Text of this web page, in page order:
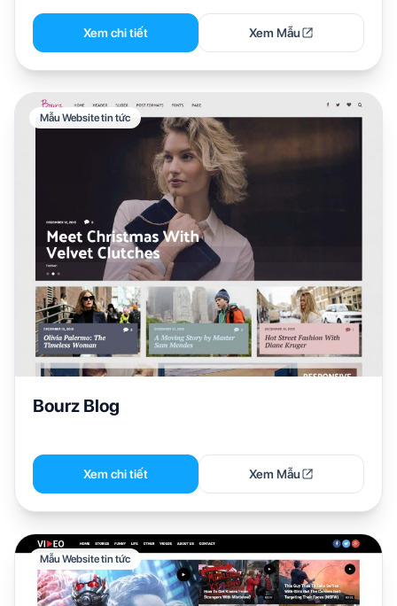
Xem chi tiết Xem Mẫu
Mẫu Website tin tức
Bourz Blog
Xem chi tiết Xem Mẫu
Mẫu Website tin tức